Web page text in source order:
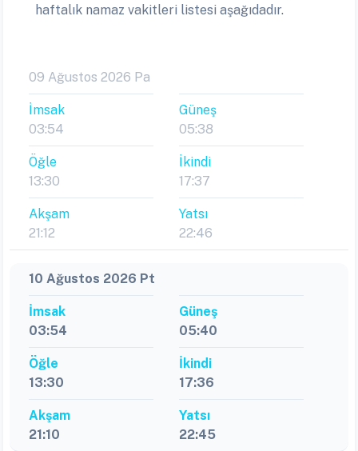
haftalık namaz vakitleri listesi aşağıdadır.
09 Ağustos 2026 Pa
İmsak
03:54
Güneş
05:38
Öğle
13:30
İkindi
17:37
Akşam
21:12
Yatsı
22:46
10 Ağustos 2026 Pt
İmsak
03:54
Güneş
05:40
Öğle
13:30
İkindi
17:36
Akşam
21:10
Yatsı
22:45